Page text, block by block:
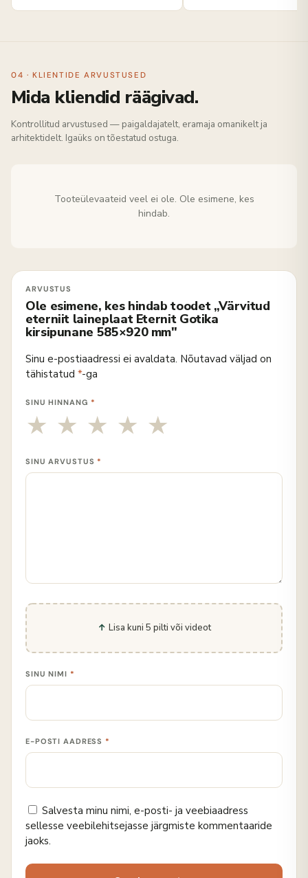
04 · KLIENTIDE ARVUSTUSED
Mida kliendid räägivad.
Kontrollitud arvustused — paigaldajatelt, eramaja omanikelt ja
arhitektidelt. Igaüks on tõestatud ostuga.
Tooteülevaateid veel ei ole. Ole esimene, kes
hindab.
Ole esimene, kes hindab toodet „Värvitud
eterniit laineplaat Eternit Gotika
kirsipunane 585×920 mm"
Sinu e-postiaadressi ei avaldata. Nõutavad väljad on
tähistatud *-ga
SINU HINNANG *
SINU ARVUSTUS *
Lisa kuni 5 pilti või videot
SINU NIMI *
E-POSTI AADRESS *
Salvesta minu nimi, e-posti- ja veebiaadress
sellesse veebilehitsejasse järgmiste kommentaaride
jaoks.